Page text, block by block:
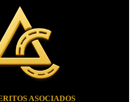
ASOCIADOS